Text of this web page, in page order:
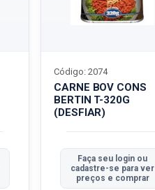
CARNE BOV CONS
BERTIN T-320G
(DESFIAR)
Código: 2074
Faça seu login ou
cadastre-se para ver
preços e comprar